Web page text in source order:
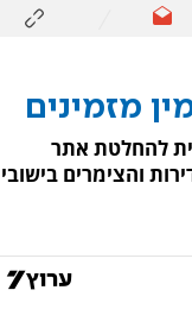
להחלטת אתר
והצימרים בישובי